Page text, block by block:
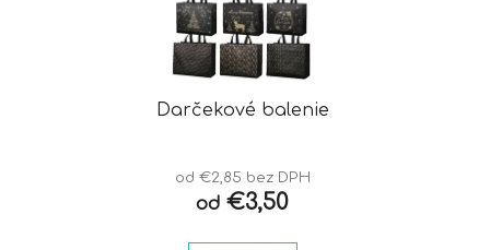
Darčekové balenie
od €2,85 bez DPH
od €3,50